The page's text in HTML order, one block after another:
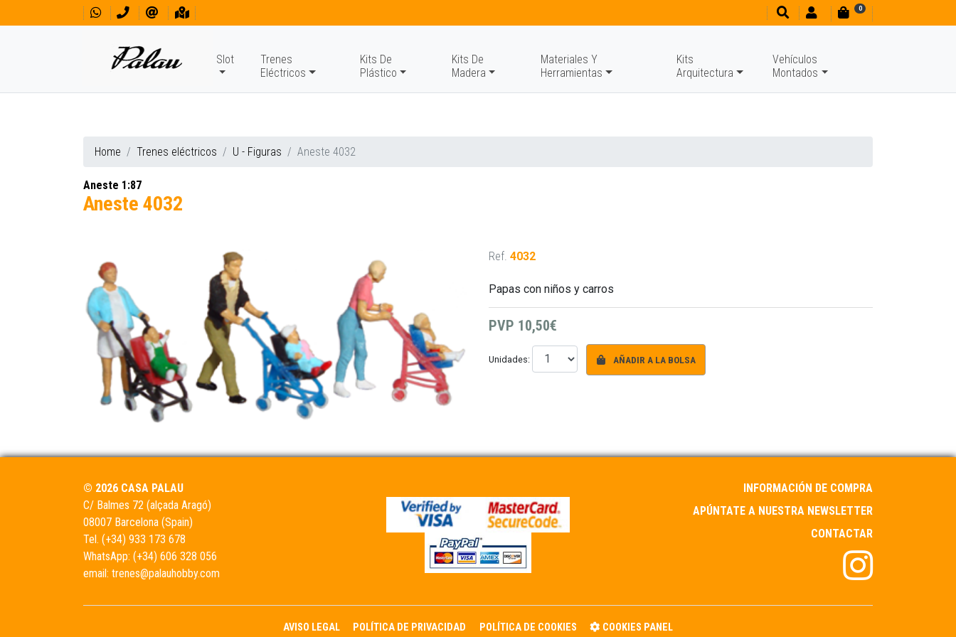
0
Slot
Trenes
Eléctricos
Kits De
Plástico
Kits De
Madera
Materiales Y
Herramientas
Kits
Arquitectura
Vehículos
Montados
Home Trenes eléctricos U - Figuras Aneste 4032
Aneste 1:87
Aneste 4032
Ref. 4032
Papas con niños y carros
PVP 10,50€
Unidades: AÑADIR A LA BOLSA
© 2026 CASA PALAU
C/ Balmes 72 (alçada Aragó)
08007 Barcelona (Spain)
Tel. (+34) 933 173 678
WhatsApp: (+34) 606 328 056
email: trenes@palauhobby.com
INFORMACIÓN DE COMPRA
APÚNTATE A NUESTRA NEWSLETTER
CONTACTAR
AVISO LEGAL POLÍTICA DE PRIVACIDAD POLÍTICA DE COOKIES COOKIES PANEL